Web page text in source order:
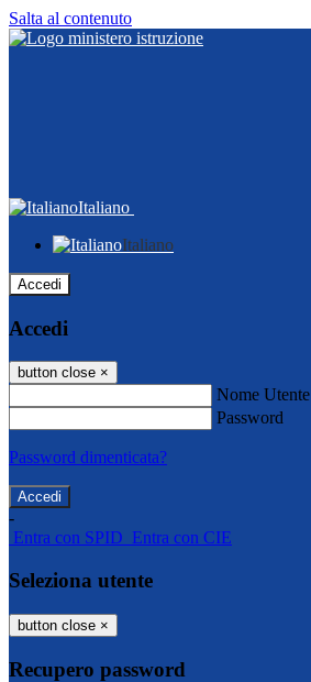
Salta al contenuto
Italiano
Italiano
Accedi
Accedi
button close ×
Nome Utente
Password
Password dimenticata?
-
Entra con SPID Entra con CIE
Seleziona utente
button close ×
Recupero password